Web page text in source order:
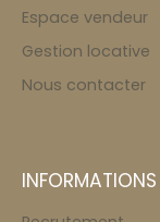
Espace vendeur
Gestion locative
Nous contacter
INFORMATIONS